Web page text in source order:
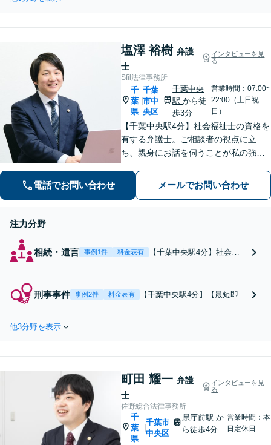
す。元塾講師・お子様
に関するご相談も注力
針を説明します。福祉施設
由な方は、出張相談なども
柔軟に対応します【休日／
夜間面談OK】
塩澤 裕樹 弁護
士
インタビューを見
る
Sfil法律事務所
千
葉
県
千葉
市中
央区
千葉中央
駅から徒
歩3分
営業時間：07:00~
22:00（土日祝
日）
【千葉中央駅4分】社会福祉士の資格を
有する弁護士。ご相談者の視点に立
ち、親身にお話を伺うことが私の強み
だろうか」と迷われている方でも、ま
ずはお気軽にご相談ください【休日・
電話でお問い合わせ メールでお問い合わせ
注力分野
相続・遺言 事例1件 料金表有
【千葉中央駅4分】社会福
務所内にいる司法書士とも
刑事事件 事例2件 料金表有
【千葉中央駅4分】【最短即日
ます。準抗告認容の実績とス
すサポートをします【休日・
他3分野を表示
町田 耀一 弁護
士
インタビューを見
る
佐野総合法律事務所
千
葉
県
千葉市
中央区
県庁前駅か
ら徒歩4分
営業時間：本
日定休日